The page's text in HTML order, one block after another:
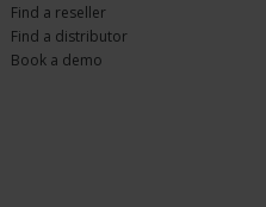
Find a reseller
Find a distributor
Book a demo